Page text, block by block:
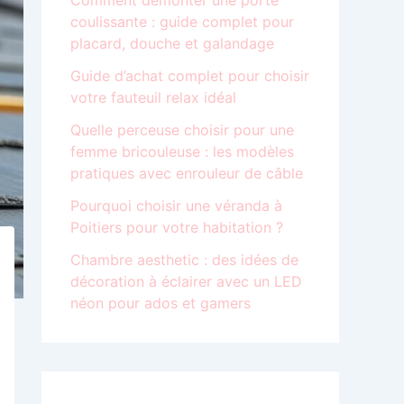
coulissante : guide complet pour
placard, douche et galandage
Guide d’achat complet pour choisir
votre fauteuil relax idéal
Quelle perceuse choisir pour une
femme bricouleuse : les modèles
pratiques avec enrouleur de câble
Pourquoi choisir une véranda à
Poitiers pour votre habitation ?
Chambre aesthetic : des idées de
décoration à éclairer avec un LED
néon pour ados et gamers